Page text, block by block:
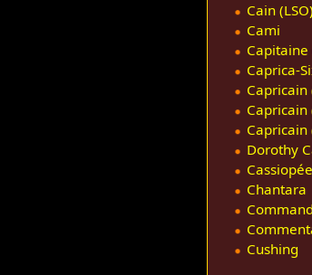
Cain (LSO)
Cami
Caprica-
Capricain
Capricain
Capricain
Dorothy
Cassiopée
Chantara
Cushing